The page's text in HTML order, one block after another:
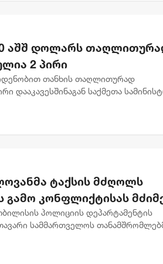
აშშ დოლარს
2 პირი
თანხის თაღლითურად
დააკავესშინაგან საქმეთა
ტაქსის მძღოლს
გამო კონფლიქტისას
პოლიციის დეპარტამენტის
სამმართველოს